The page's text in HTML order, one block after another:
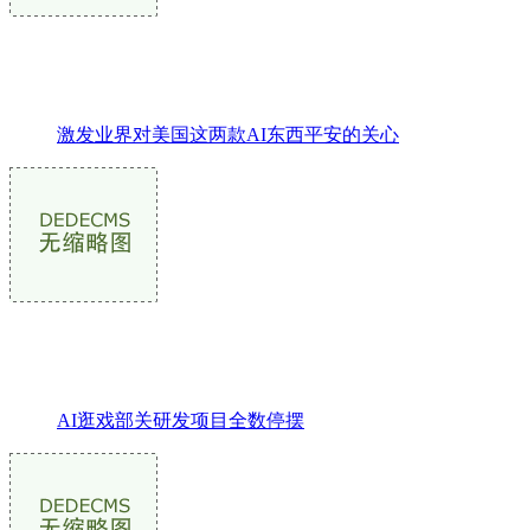
激发业界对美国这两款AI东西平安的关心
AI逛戏部关研发项目全数停摆